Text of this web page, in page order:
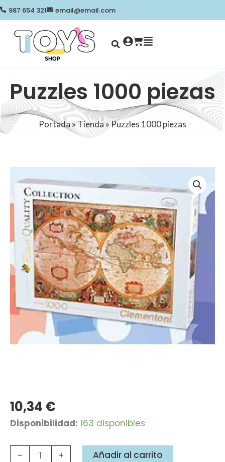
Ir
al
contenido
987 654 321 email@email.com
Search
Cart
Puzzles 1000 piezas
Portada» Tienda»Puzzles 1000 piezas
10,34€
Disponibilidad: 163 disponibles
-
Puzzles
+ Añadir al carrito